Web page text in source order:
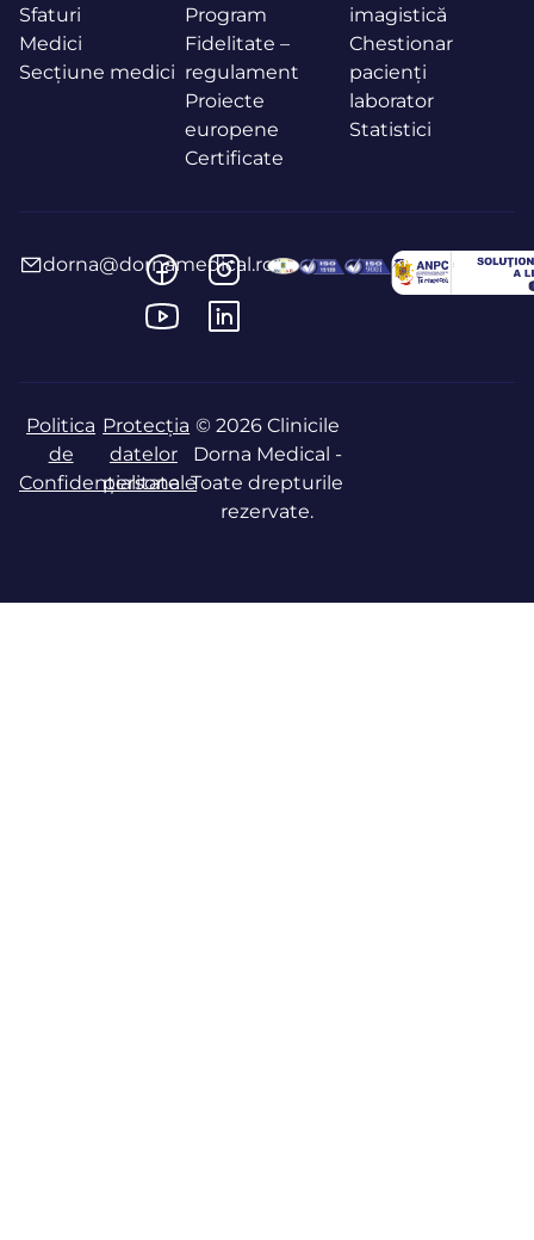
Sfaturi
Medici
Secțiune medici
Program
Fidelitate –
regulament
Proiecte
europene
Certificate
imagistică
Chestionar
pacienți
laborator
Statistici
dorna@dornamedical.ro
Politica
de
Confidențialitate
Protecția
datelor
personale
© 2026 Clinicile
Dorna Medical -
Toate drepturile
rezervate.